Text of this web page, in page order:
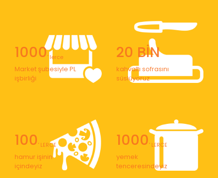
1000' lerce
Market şubesiyle PL
işbirliği
20 BİN
kahvaltı sofrasını
süslüyoruz
100' LERCE
hamur işinin
içindeyiz
1000' LERCE
yemek
tenceresindeyiz